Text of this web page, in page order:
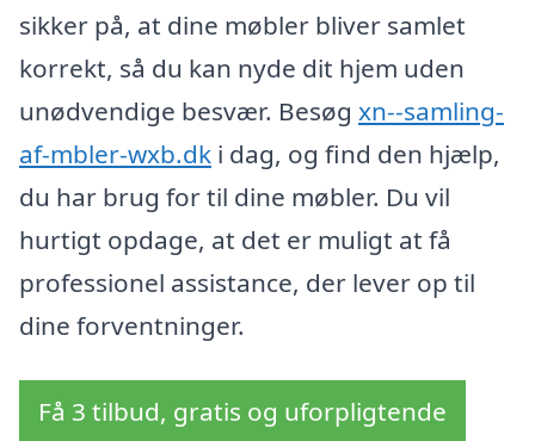
sikker på, at dine møbler bliver samlet
korrekt, så du kan nyde dit hjem uden
unødvendige besvær. Besøg xn--samling-
af-mbler-wxb.dk i dag, og find den hjælp,
du har brug for til dine møbler. Du vil
hurtigt opdage, at det er muligt at få
professionel assistance, der lever op til
dine forventninger.
Få 3 tilbud, gratis og uforpligtende